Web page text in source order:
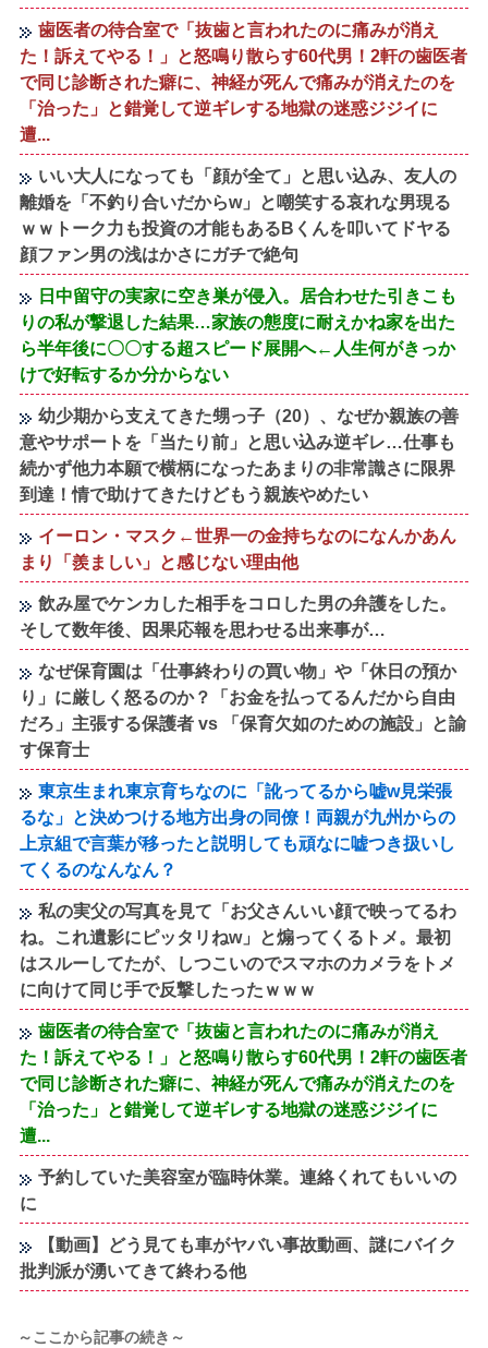
歯医者の待合室で「抜歯と言われたのに痛みが消え
た！訴えてやる！」と怒鳴り散らす60代男！2軒の歯医者
で同じ診断された癖に、神経が死んで痛みが消えたのを
「治った」と錯覚して逆ギレする地獄の迷惑ジジイに
遭...
いい大人になっても「顔が全て」と思い込み、友人の
離婚を「不釣り合いだからw」と嘲笑する哀れな男現る
ｗｗトーク力も投資の才能もあるBくんを叩いてドヤる
顔ファン男の浅はかさにガチで絶句
日中留守の実家に空き巣が侵入。居合わせた引きこも
りの私が撃退した結果…家族の態度に耐えかね家を出た
ら半年後に〇〇する超スピード展開へ←人生何がきっか
けで好転するか分からない
幼少期から支えてきた甥っ子（20）、なぜか親族の善
意やサポートを「当たり前」と思い込み逆ギレ…仕事も
続かず他力本願で横柄になったあまりの非常識さに限界
到達！情で助けてきたけどもう親族やめたい
イーロン・マスク←世界一の金持ちなのになんかあん
まり「羨ましい」と感じない理由他
飲み屋でケンカした相手をコロした男の弁護をした。
そして数年後、因果応報を思わせる出来事が…
なぜ保育園は「仕事終わりの買い物」や「休日の預か
り」に厳しく怒るのか？「お金を払ってるんだから自由
だろ」主張する保護者 vs 「保育欠如のための施設」と諭
す保育士
東京生まれ東京育ちなのに「訛ってるから嘘w見栄張
るな」と決めつける地方出身の同僚！両親が九州からの
上京組で言葉が移ったと説明しても頑なに嘘つき扱いし
てくるのなんなん？
私の実父の写真を見て「お父さんいい顔で映ってるわ
ね。これ遺影にピッタリねw」と煽ってくるトメ。最初
はスルーしてたが、しつこいのでスマホのカメラをトメ
に向けて同じ手で反撃したったｗｗｗ
歯医者の待合室で「抜歯と言われたのに痛みが消え
た！訴えてやる！」と怒鳴り散らす60代男！2軒の歯医者
で同じ診断された癖に、神経が死んで痛みが消えたのを
「治った」と錯覚して逆ギレする地獄の迷惑ジジイに
遭...
予約していた美容室が臨時休業。連絡くれてもいいの
に
【動画】どう見ても車がヤバい事故動画、謎にバイク
批判派が湧いてきて終わる他
～ここから記事の続き～